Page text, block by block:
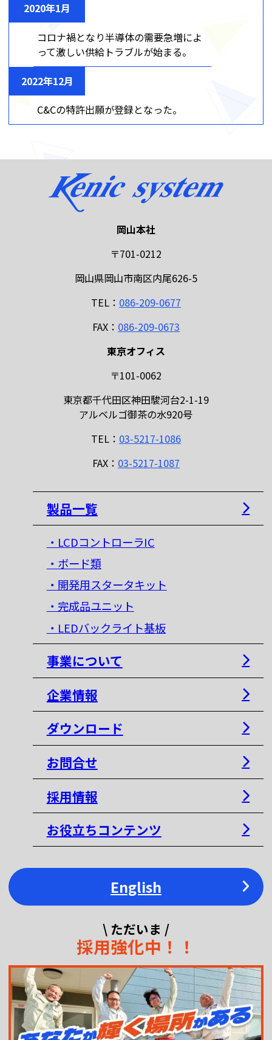
2020年1月
コロナ禍となり半導体の需要急増によ
って激しい供給トラブルが始まる。
2022年12月
C&Cの特許出願が登録となった。
岡山本社
〒701-0212
岡山県岡山市南区内尾626-5
TEL： 086-209-0677
FAX： 086-209-0673
東京オフィス
〒101-0062
東京都千代田区神田駿河台2-1-19
アルベルゴ御茶の水920号
TEL： 03-5217-1086
FAX： 03-5217-1087
製品一覧
・LCDコントローラIC
・ボード類
・開発用スタータキット
・完成品ユニット
・LEDバックライト基板
事業について
企業情報
ダウンロード
お問合せ
採用情報
お役立ちコンテンツ
English
\ ただいま /
採用強化中！！